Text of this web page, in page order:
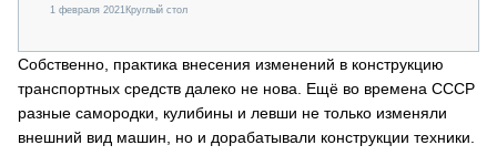
1 февраля 2021Круглый стол
Собственно, практика внесения изменений в конструкцию
транспортных средств далеко не нова. Ещё во времена СССР
разные самородки, кулибины и левши не только изменяли
внешний вид машин, но и дорабатывали конструкции техники.